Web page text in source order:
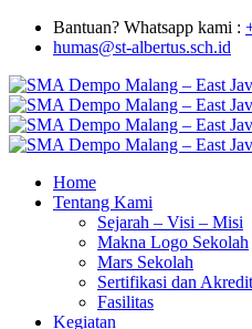
Bantuan? Whatsapp kami :
humas@st-albertus.sch.id
Home
Tentang Kami
Sejarah – Visi – Misi
Makna Logo Sekolah
Mars Sekolah
Sertifikasi dan
Fasilitas
Kegiatan